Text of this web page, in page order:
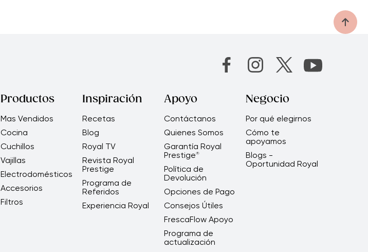
Productos
Mas Vendidos
Cocina
Cuchillos
Vajillas
Electrodomésticos
Accesorios
Filtros
Inspiración
Recetas
Blog
Royal TV
Revista Royal
Prestige
Programa de
Referidos
Experiencia Royal
Apoyo
Contáctanos
Quienes Somos
Garantía Royal
Prestige®
Política de
Devolución
Opciones de Pago
Consejos Útiles
FrescaFlow Apoyo
Programa de
actualización
Negocio
Por qué elegirnos
Cómo te
apoyamos
Blogs -
Oportunidad Royal